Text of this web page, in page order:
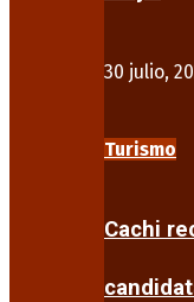
30 julio,
Turismo
Cachi